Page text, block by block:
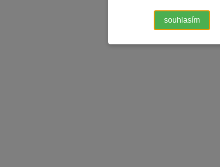
souhlasím